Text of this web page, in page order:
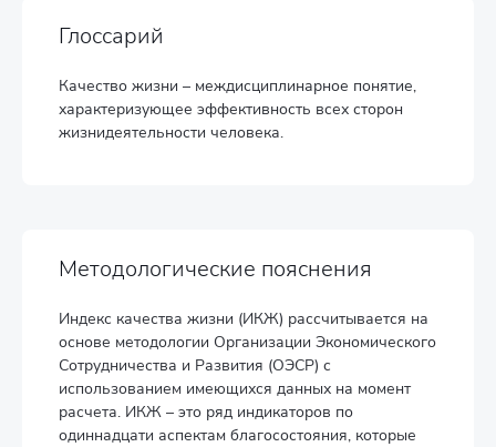
Глоссарий
Качество жизни – междисциплинарное понятие,
характеризующее эффективность всех сторон
жизнидеятельности человека.
Методологические пояснения
Индекс качества жизни (ИКЖ) рассчитывается на
основе методологии Организации Экономического
Сотрудничества и Развития (ОЭСР) с
использованием имеющихся данных на момент
расчета. ИКЖ – это ряд индикаторов по
одиннадцати аспектам благосостояния, которые